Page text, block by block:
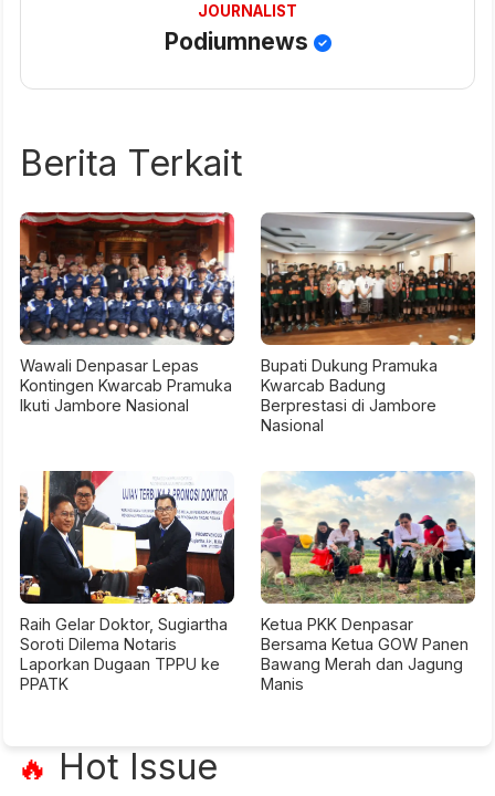
JOURNALIST
Podiumnews
Berita Terkait
Wawali Denpasar Lepas
Kontingen Kwarcab Pramuka
Ikuti Jambore Nasional
Bupati Dukung Pramuka
Kwarcab Badung
Berprestasi di Jambore
Nasional
Raih Gelar Doktor, Sugiartha
Soroti Dilema Notaris
Laporkan Dugaan TPPU ke
PPATK
Ketua PKK Denpasar
Bersama Ketua GOW Panen
Bawang Merah dan Jagung
Manis
🔥 Hot Issue